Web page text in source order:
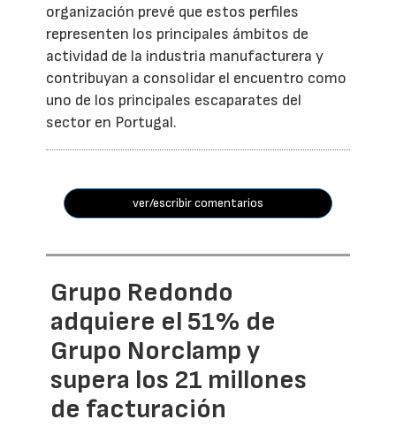
organización prevé que estos perfiles
representen los principales ámbitos de
actividad de la industria manufacturera y
contribuyan a consolidar el encuentro como
uno de los principales escaparates del
sector en Portugal.
ver/escribir comentarios
Grupo Redondo
adquiere el 51% de
Grupo Norclamp y
supera los 21 millones
de facturación